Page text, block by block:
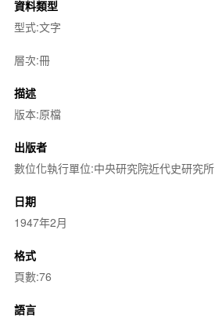
資料類型
型式:文字
層次:冊
描述
版本:原檔
出版者
數位化執行單位:中央研究院近代史研究所
日期
1947年2月
格式
頁數:76
語言